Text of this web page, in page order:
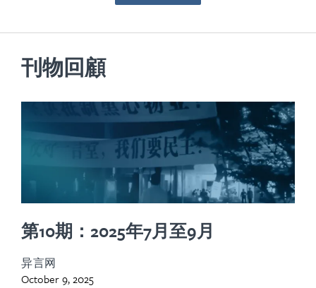
刊物回顧
第10期：2025年7月至9月
异言网
October 9, 2025